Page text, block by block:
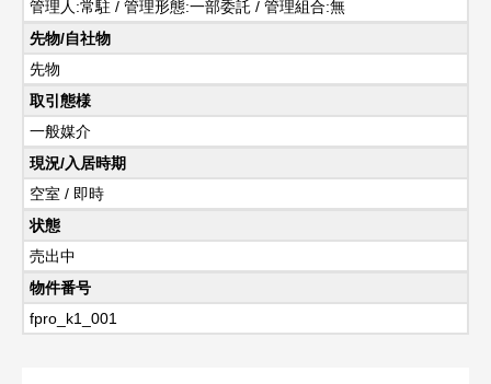
管理人:常駐 / 管理形態:一部委託 / 管理組合:無
先物/自社物
先物
取引態様
一般媒介
現況/入居時期
空室 / 即時
状態
売出中
物件番号
fpro_k1_001